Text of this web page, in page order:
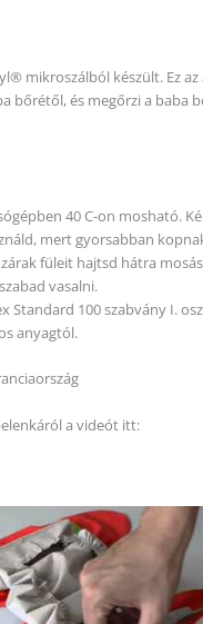
mikroszálból készült. Ez
bőrétől, és megőrzi a baba
40 C-on mosható.
mert gyorsabban
füleit hajtsd hátra
vasalni.
Standard 100 szabvány I.
anyagtól.
a videót itt: